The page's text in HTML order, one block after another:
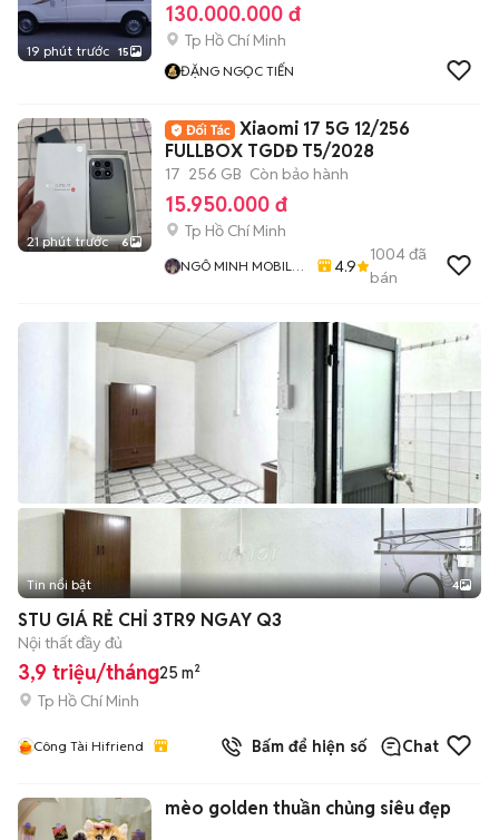
19 phút trước 15
130.000.000 đ
Tp Hồ Chí Minh
ĐẶNG NGỌC TIẾN
21 phút trước 6
Xiaomi 17 5G 12/256
FULLBOX TGDĐ T5/2028
17 256 GB Còn bảo hành
15.950.000 đ
Tp Hồ Chí Minh
NGÔ MINH MOBILE
4.9
1004đã
bán
Tin nổi bật 4
STU GIÁ RẺ CHỈ 3TR9 NGAY Q3
Nội thất đầy đủ
3,9 triệu/tháng25 m²
Tp Hồ Chí Minh
Công Tài Hifriend Bấm để hiện số Chat
mèo golden thuần chủng siêu đẹp